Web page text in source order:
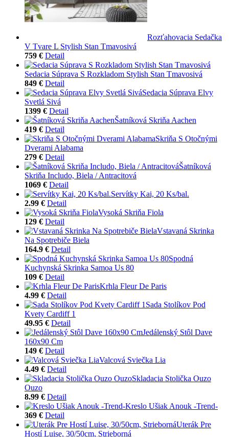
Rozťahovacia Sedačka
V Tvare L Stylish Stan Tmavosivá
759 € Detail
Sedacia Súprava S Rozkladom Stylish Stan Tmavosivá
849 € Detail
Sedacia Súprava Elvy
Svetlá Sivá
1399 € Detail
Šatníková Skriňa Aachen
419 € Detail
Skriňa S Otočnými
Dverami Alabama
279 € Detail
Šatníková
Skriňa Includo, Biela / Antracitová
1069 € Detail
Servítky Kai, 20 Ks/bal.
2.99 € Detail
Vysoká Skriňa Fiola
129 € Detail
Vstavaná Skrinka
Na Spotrebiče Biela
164.9 € Detail
Spodná
Kuchynská Skrinka Samoa Us 80
109 € Detail
Krhla Fleur De Paris
4.99 € Detail
Sada Stolíkov Pod
Kvety Cardiff 1
49.95 € Detail
Jedálenský Stôl Dave
160x90 Cm
149 € Detail
Valcová Sviečka Lia
4.49 € Detail
Skladacia Stolička Ouzo
Ouzo
8.99 € Detail
Kreslo Ušiak Anouk -Trend-
369 € Detail
Uterák Pre
Hostí Luise, 30/50cm, Strieborná